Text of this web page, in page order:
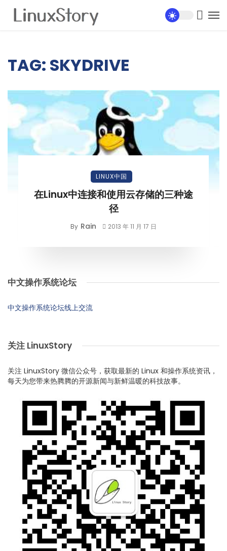
TAG: SKYDRIVE
LINUX中国
在Linux中连接和使用云存储的三种途
径
By Rain 2013 年 11 月 17 日
中文操作系统论坛
中文操作系统论坛线上交流
关注 LinuxStory
关注 LinuxStory 微信公众号，获取最新的 Linux 和操作系统资讯，
每天为您带来热腾腾的开源新闻与新鲜温暖的科技故事。